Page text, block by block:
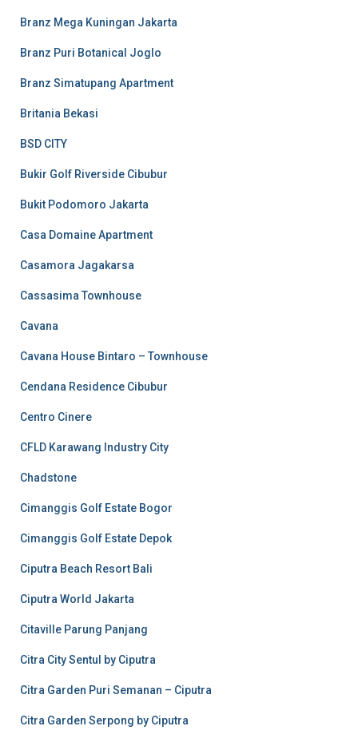
Branz Mega Kuningan Jakarta
Branz Puri Botanical Joglo
Branz Simatupang Apartment
Britania Bekasi
BSD CITY
Bukir Golf Riverside Cibubur
Bukit Podomoro Jakarta
Casa Domaine Apartment
Casamora Jagakarsa
Cassasima Townhouse
Cavana
Cavana House Bintaro – Townhouse
Cendana Residence Cibubur
Centro Cinere
CFLD Karawang Industry City
Chadstone
Cimanggis Golf Estate Bogor
Cimanggis Golf Estate Depok
Ciputra Beach Resort Bali
Ciputra World Jakarta
Citaville Parung Panjang
Citra City Sentul by Ciputra
Citra Garden Puri Semanan – Ciputra
Citra Garden Serpong by Ciputra